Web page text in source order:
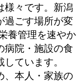
様々です。新潟
過ごす場所が変
養管理を速やか
病院・施設の食
ています。
、本人・家族の